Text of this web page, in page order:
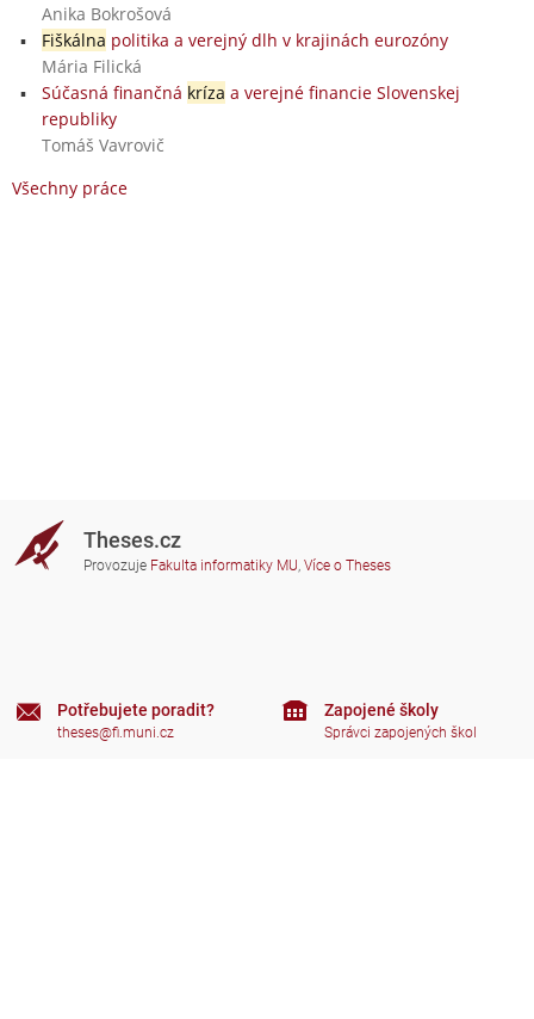
Anika Bokrošová
Fiškálna politika a verejný dlh v krajinách eurozóny
Mária Filická
Súčasná finančná kríza a verejné financie Slovenskej
republiky
Tomáš Vavrovič
Všechny práce
Theses.cz
Provozuje Fakulta informatiky MU, Více o Theses
Potřebujete poradit?
theses@fi.muni.cz
Zapojené školy
Správci zapojených škol